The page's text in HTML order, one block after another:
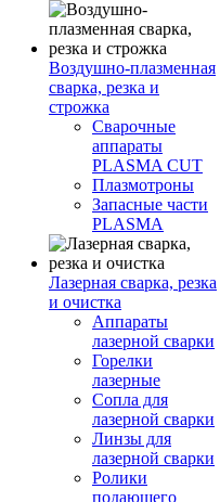
Воздушно-плазменная
сварка, резка и
строжка
Сварочные
аппараты
PLASMA CUT
Плазмотроны
Запасные части
PLASMA
Лазерная сварка, резка
и очистка
Аппараты
лазерной сварки
Горелки
лазерные
Сопла для
лазерной сварки
Линзы для
лазерной сварки
Ролики
подающего